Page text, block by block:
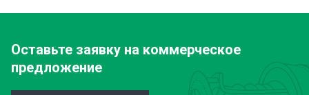
Оставьте заявку на коммерческое
предложение